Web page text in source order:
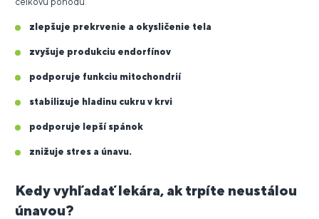
zlepšuje prekrvenie a okysličenie tela
zvyšuje produkciu endorfínov
podporuje funkciu mitochondrií
stabilizuje hladinu cukru v krvi
podporuje lepší spánok
znižuje stres a únavu.
Kedy vyhľadať lekára, ak trpíte neustálou
únavou?